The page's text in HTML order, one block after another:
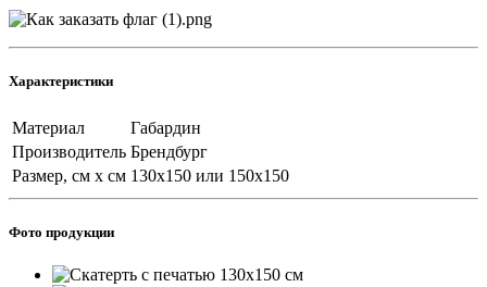
Характеристики
Материал
Габардин
Производитель Брендбург
Размер, см х см 130х150 или 150х150
Фото продукции